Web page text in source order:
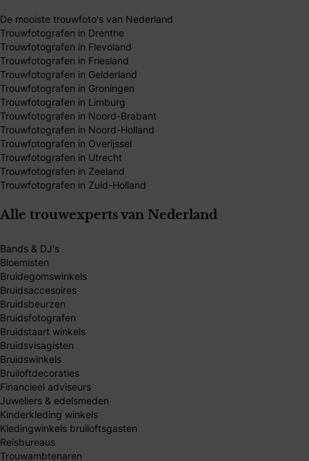
De mooiste trouwfoto's van Nederland
Trouwfotografen in Drenthe
Trouwfotografen in Flevoland
Trouwfotografen in Friesland
Trouwfotografen in Gelderland
Trouwfotografen in Groningen
Trouwfotografen in Limburg
Trouwfotografen in Noord-Brabant
Trouwfotografen in Noord-Holland
Trouwfotografen in Overijssel
Trouwfotografen in Utrecht
Trouwfotografen in Zeeland
Trouwfotografen in Zuid-Holland
Alle trouwexperts van Nederland
Bands & DJ's
Bloemisten
Bruidegomswinkels
Bruidsaccesoires
Bruidsbeurzen
Bruidsfotografen
Bruidstaart winkels
Bruidsvisagisten
Bruidswinkels
Bruiloftdecoraties
Financieel adviseurs
Juweliers & edelsmeden
Kinderkleding winkels
Kledingwinkels bruiloftsgasten
Reisbureaus
Trouwambtenaren